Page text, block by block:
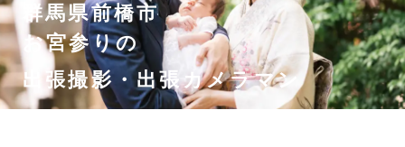
群馬県前橋市
お宮参りの
出張撮影・出張カメラマン